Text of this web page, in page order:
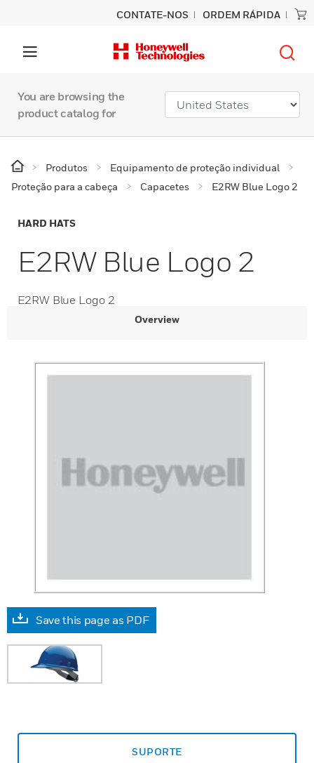
CONTATE-NOS ORDEM RÁPIDA
You are browsing the
product catalog for
Produtos
Equipamento de proteção individual
Proteção para a cabeça
Capacetes E2RW Blue Logo 2
HARD HATS
E2RW Blue Logo 2
E2RW Blue Logo 2
Overview
Save this page as PDF
SUPORTE